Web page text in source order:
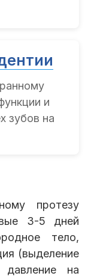
и
зубов на
протезу
3-5 дней
тело,
(выделение
на